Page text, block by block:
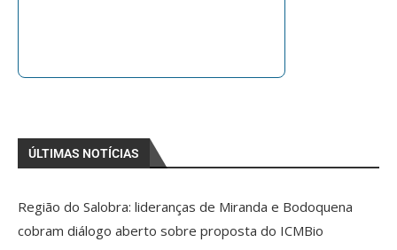
ÚLTIMAS NOTÍCIAS
Região do Salobra: lideranças de Miranda e Bodoquena
cobram diálogo aberto sobre proposta do ICMBio